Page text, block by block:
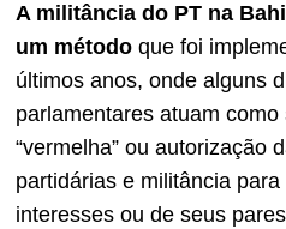
A militância do PT na
um método que foi
últimos anos, onde alguns
parlamentares atuam
“vermelha” ou autorização
partidárias e militância para
interesses ou de seus